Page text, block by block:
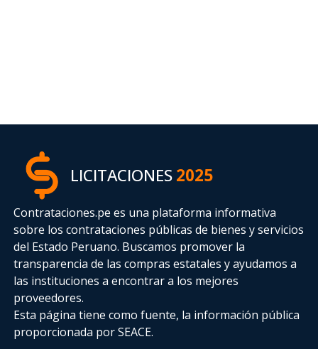
LICITACIONES2025
Contrataciones.pe es una plataforma informativa
sobre los contrataciones públicas de bienes y servicios
del Estado Peruano. Buscamos promover la
transparencia de las compras estatalesy ayudamos a
las instituciones a encontrar a los mejores
proveedores.
Esta página tiene como fuente, la información pública
proporcionada por SEACE.